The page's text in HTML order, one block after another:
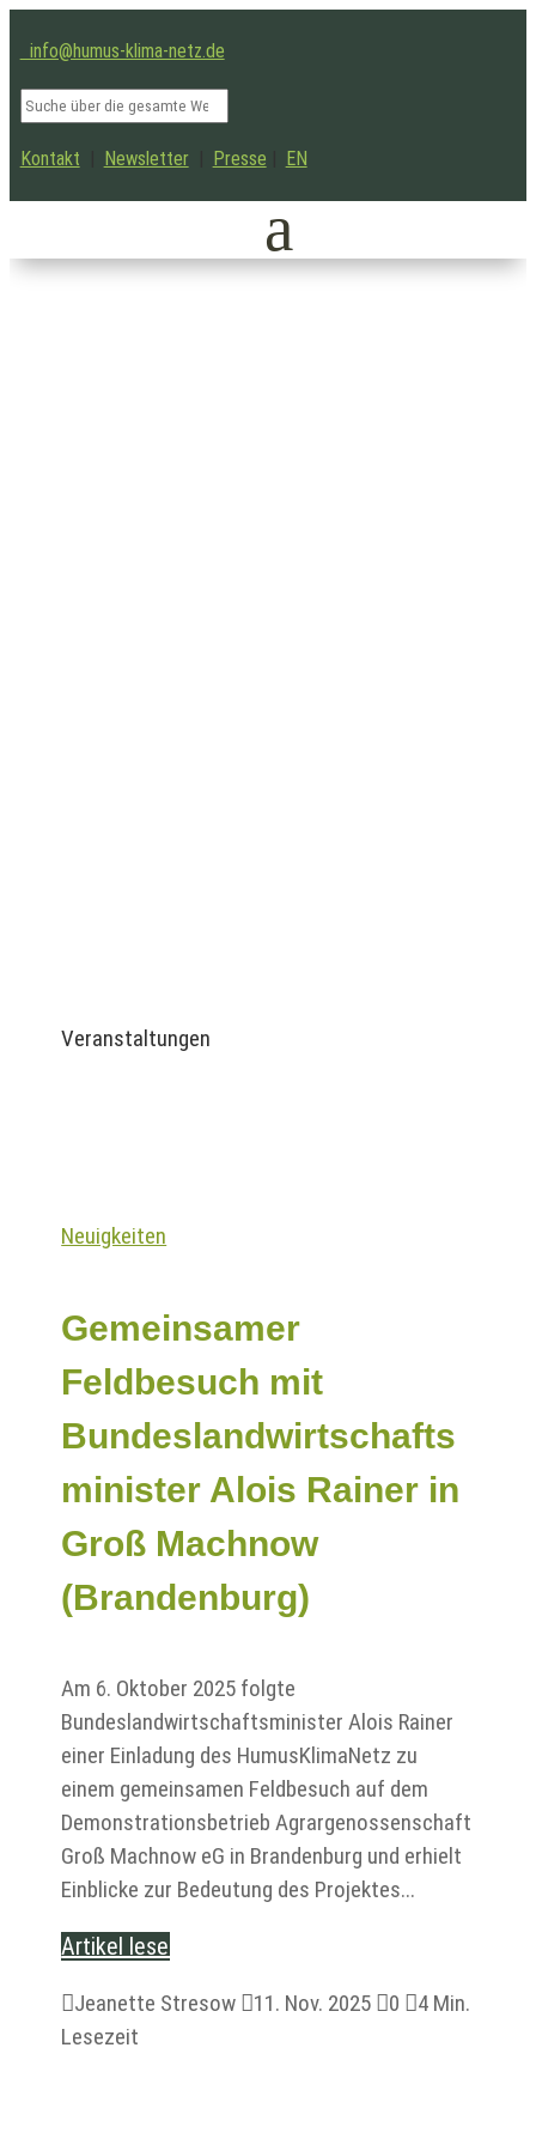
info@humus-klima-netz.de
Kontakt Newsletter| Presse EN
Veranstaltungen
Neuigkeiten
Gemeinsamer
Feldbesuch mit
Bundeslandwirtschafts
minister Alois Rainer in
Groß Machnow
(Brandenburg)
Am 6. Oktober 2025 folgte
Bundeslandwirtschaftsminister Alois Rainer
einer Einladung des HumusKlimaNetz zu
einem gemeinsamen Feldbesuch auf dem
Demonstrationsbetrieb Agrargenossenschaft
Groß Machnow eG in Brandenburg und erhielt
Einblicke zur Bedeutung des Projektes...
Artikel lesen
Jeanette Stresow 11. Nov. 2025 0 4 Min.
Lesezeit